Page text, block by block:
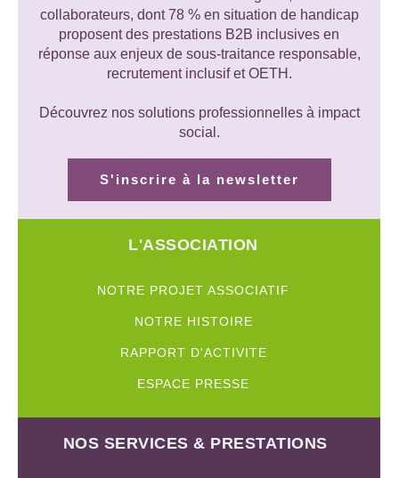
collaborateurs, dont 78 % en situation de handicap
proposent des prestations B2B inclusives en
réponse aux enjeux de sous-traitance responsable,
recrutement inclusif et OETH.
Découvrez nos solutions professionnelles à impact
social.
S'inscrire à la newsletter
L'ASSOCIATION
NOTRE PROJET ASSOCIATIF
NOTRE HISTOIRE
RAPPORT D'ACTIVITE
ESPACE PRESSE
NOS SERVICES & PRESTATIONS